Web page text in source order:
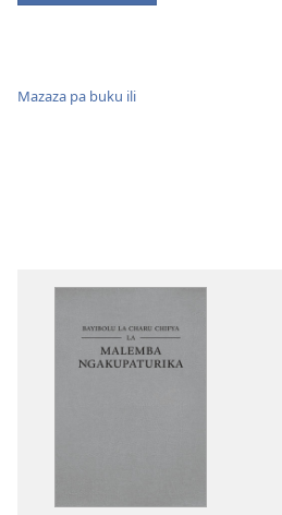
Mazaza pa buku ili